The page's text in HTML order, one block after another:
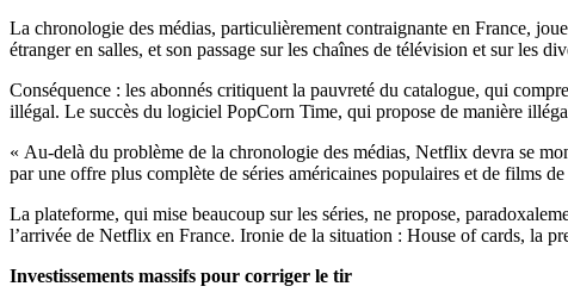
La chronologie des médias, particulièrement contraignante en France,
étranger en salles, et son passage sur les chaînes de télévision et sur les
Conséquence : les abonnés critiquent la pauvreté du catalogue, qui
illégal. Le succès du logiciel PopCorn Time, qui propose de manière
« Au-delà du problème de la chronologie des médias, Netflix devra se
par une offre plus complète de séries américaines populaires et de films
La plateforme, qui mise beaucoup sur les séries, ne propose,
l’arrivée de Netflix en France. Ironie de la situation : House of cards, la
Investissements massifs pour corriger le tir